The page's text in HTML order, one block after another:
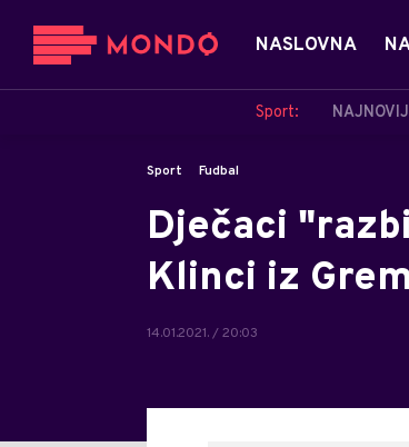
NASLOVNA
Sport:
Sport Fudbal
Dječaci
Klinci iz
14.01.2021. / 20:03